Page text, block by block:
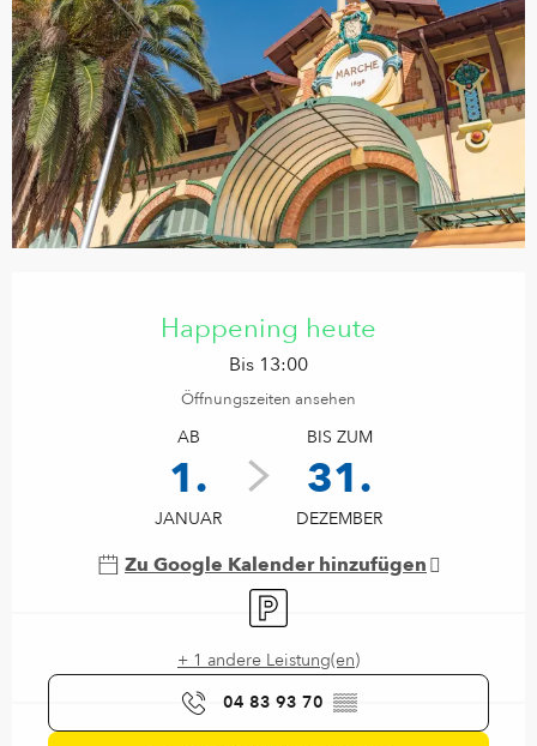
Happening heute
Bis 13:00
Öffnungszeiten ansehen
AB
1.
JANUAR
BIS ZUM
31.
DEZEMBER
Zu Google Kalender hinzufügen
Parkplatz
+ 1 andere Leistung(en)
04 83 93 70 ▒▒